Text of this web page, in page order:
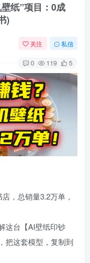
纸”项目：0成
)
关注 私信
0 119 5
，总销量3.2万单，
这台【AI壁纸印钞
把这套模型，复制到